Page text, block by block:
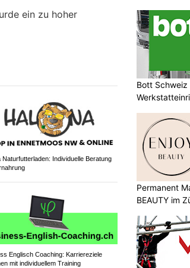
ein zu hoher
Naturfutterladen: Individuelle Beratung
Englisch Coaching: Karriereziele
mit individuellem Training
Bott Schweiz
Permanent
BEAUTY im